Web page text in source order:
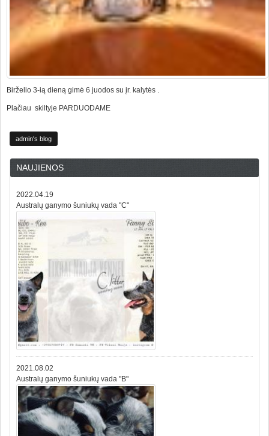
Birželio 3-ią dieną gimė 6 juodos su įr. kalytės .
Plačiau skiltyje PARDUODAME
admin's blog
NAUJIENOS
2022.04.19
Australų ganymo šuniukų vada "C"
2021.08.02
Australų ganymo šuniukų vada "B"